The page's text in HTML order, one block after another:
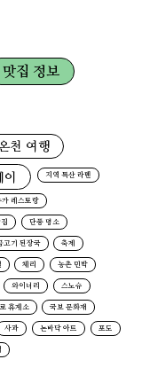
맛집 정보
천 여행
지역 특산 라멘
가 레스토랑
단풍 명소
고기 된장국 축제
체리 농촌 민박
와이너리 스노슈
휴게소 국보 문화재
사과 논바닥 아트 포도